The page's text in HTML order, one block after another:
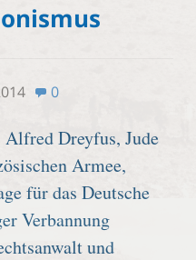
0
Alfred Dreyfus, Jude
Armee,
für das Deutsche
Verbannung
und